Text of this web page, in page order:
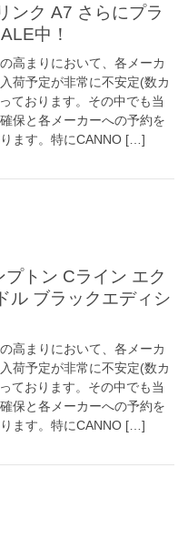
中！
高まりにおいて、各メーカ
荷予定が非常に不安定(数カ
ております。その中でも当
保と各メーカーへの予約を
ます。特にCANNO […]
ル ブラックエディシ
高まりにおいて、各メーカ
荷予定が非常に不安定(数カ
ております。その中でも当
保と各メーカーへの予約を
ます。特にCANNO […]